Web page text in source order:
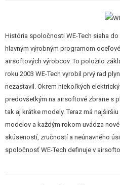
polohe a signalizuje tak prázdny
Plynové zbrane pochopiteľne
je citlivosť na nízke teploty
starostlivé údržby. Plynové
elektrických zbraní, ale pre špecifickú
História spoločnosti WE-Tech siaha
hlavným výrobným programom
airsoftových výrobcov. To položilo
roku 2003 WE-Tech vyrobil prvý rad
nezastavil. Okrem niekoľkých
predovšetkým na airsoftové zbrane s
tak aj krátke modely. Teraz má
modelov a každým rokom uvádza
skúseností, zručností a neúnavného
spoločnosť WE-Tech definuje v